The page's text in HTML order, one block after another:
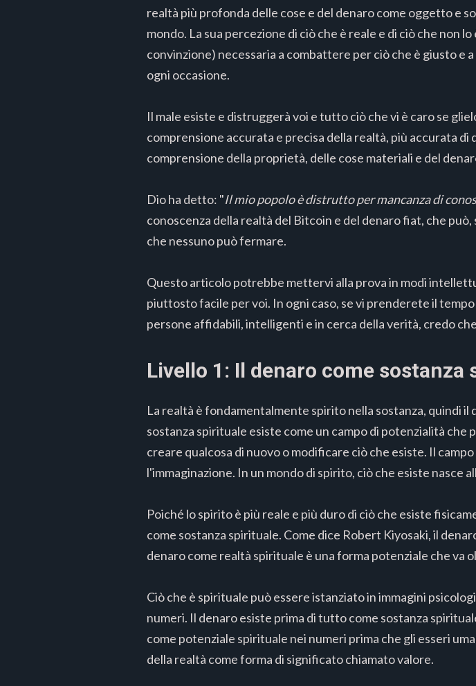
realtà più profonda delle cose e del denaro come oggetto e
mondo. La sua percezione di ciò che è reale e di ciò che non
convinzione) necessaria a combattere per ciò che è giusto e
ogni occasione.
Il male esiste e distruggerà voi e tutto ciò che vi è caro se
comprensione accurata e precisa della realtà, più accurata
comprensione della proprietà, delle cose materiali e del
Dio ha detto: "Il mio popolo è distrutto per mancanza di
conoscenza della realtà del Bitcoin e del denaro fiat, che
che nessuno può fermare.
Questo articolo potrebbe mettervi alla prova in modi
piuttosto facile per voi. In ogni caso, se vi prenderete il
persone affidabili, intelligenti e in cerca della verità, credo
Livello 1: Il denaro come sostanza
La realtà è fondamentalmente spirito nella sostanza, quindi
sostanza spirituale esiste come un campo di potenzialità
creare qualcosa di nuovo o modificare ciò che esiste. Il
l'immaginazione. In un mondo di spirito, ciò che esiste nasce
Poiché lo spirito è più reale e più duro di ciò che esiste
come sostanza spirituale. Come dice Robert Kiyosaki, il
denaro come realtà spirituale è una forma potenziale che va
Ciò che è spirituale può essere istanziato in immagini
numeri. Il denaro esiste prima di tutto come sostanza
come potenziale spirituale nei numeri prima che gli esseri
della realtà come forma di significato chiamato valore.